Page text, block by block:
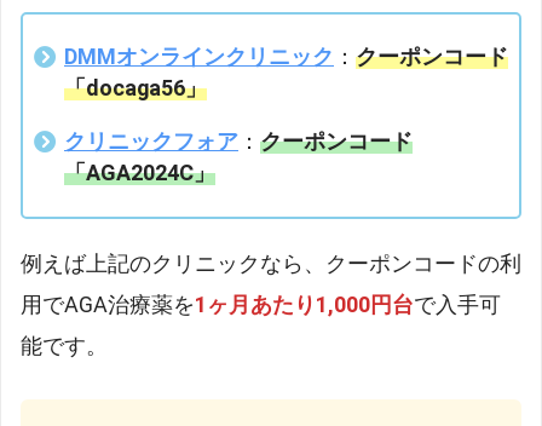
DMMオンラインクリニック ： クーポンコード
「docaga56」
クリニックフォア ： クーポンコード
「AGA2024C」
例えば上記のクリニックなら、クーポンコードの利
用でAGA治療薬を1ヶ月あたり1,000円台で入手可
能です。